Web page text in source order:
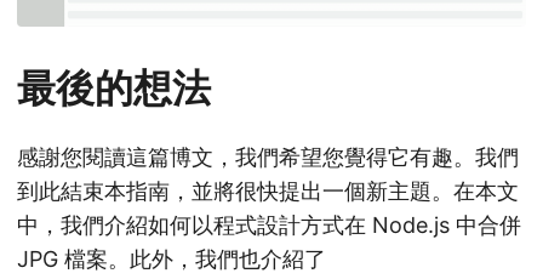
最後的想法
感謝您閱讀這篇博文，我們希望您覺得它有趣。我們
到此結束本指南，並將很快提出一個新主題。在本文
中，我們介紹如何以程式設計方式在 Node.js 中合併
JPG 檔案。此外，我們也介紹了